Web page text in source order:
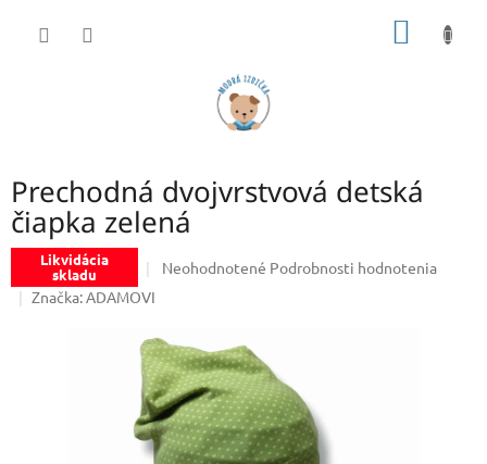
Prechodná dvojvrstvová detská
čiapka zelená
Likvidácia
skladu
Priemerné
0,0
z
5
hviezdičiek.
Neohodnotené Podrobnosti hodnotenia
Značka:ADAMOVI